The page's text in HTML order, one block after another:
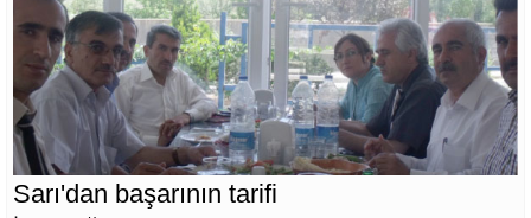
Sarı'dan başarının tarifi